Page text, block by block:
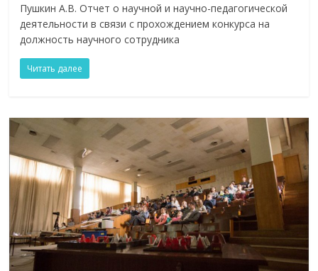
Пушкин А.В. Отчет о научной и научно-педагогической
деятельности в связи с прохождением конкурса на
должность научного сотрудника
Читать далее